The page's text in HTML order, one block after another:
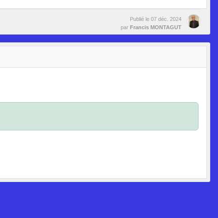
Publié le 07 déc. 2024
par Francis MONTAGUT